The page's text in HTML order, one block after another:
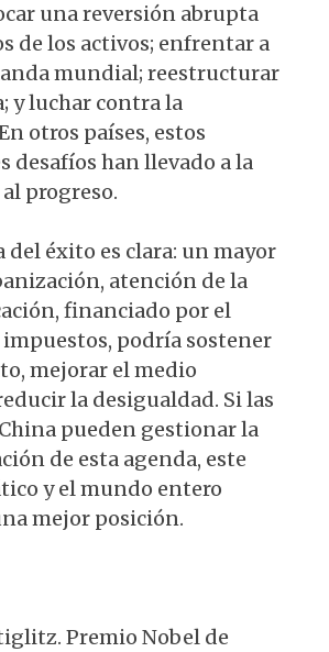
una reversión abrupta
de los activos; enfrentar a
mundial; reestructurar
y luchar contra la
otros países, estos
desafíos han llevado a la
progreso.
del éxito es clara: un mayor
atención de la
financiado por el
podría sostener
mejorar el medio
la desigualdad. Si las
pueden gestionar la
de esta agenda, este
y el mundo entero
mejor posición.
Premio Nobel de